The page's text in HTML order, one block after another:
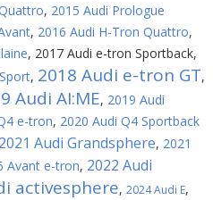
, 2015 Audi Prologue
, 2016 Audi H-Tron Quattro,
, 2017 Audi e-tron Sportback,
, 2018 Audi e-tron GT,
Audi AI:ME, 2019 Audi
e-tron, 2020 Audi Q4 Sportback
2021 Audi Grandsphere, 2021
Avant e-tron, 2022 Audi
activesphere, 2024 Audi E,